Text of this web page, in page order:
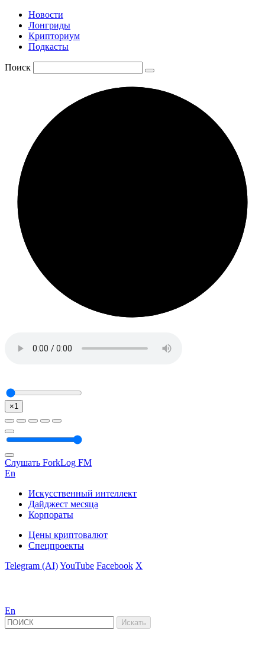
Новости
Лонгриды
Крипториум
Подкасты
Поиск
×1
Слушать ForkLog FM
En
Искусственный интеллект
Дайджест месяца
Корпораты
Цены криптовалют
Спецпроекты
Telegram (AI)YouTube Facebook X
En